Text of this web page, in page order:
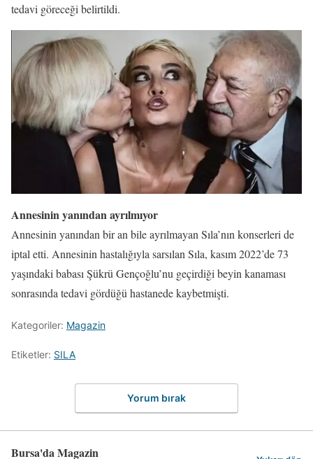
tedavi göreceği belirtildi.
Annesinin yanından ayrılmıyor
Annesinin yanından bir an bile ayrılmayan Sıla’nın konserleri de
iptal etti. Annesinin hastalığıyla sarsılan Sıla, kasım 2022’de 73
yaşındaki babası Şükrü Gençoğlu’nu geçirdiği beyin kanaması
sonrasında tedavi gördüğü hastanede kaybetmişti.
Kategoriler: Magazin
Etiketler: SILA
Yorum bırak
Bursa'da Magazin